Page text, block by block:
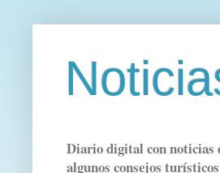
Diario digital con noticias
algunos consejos